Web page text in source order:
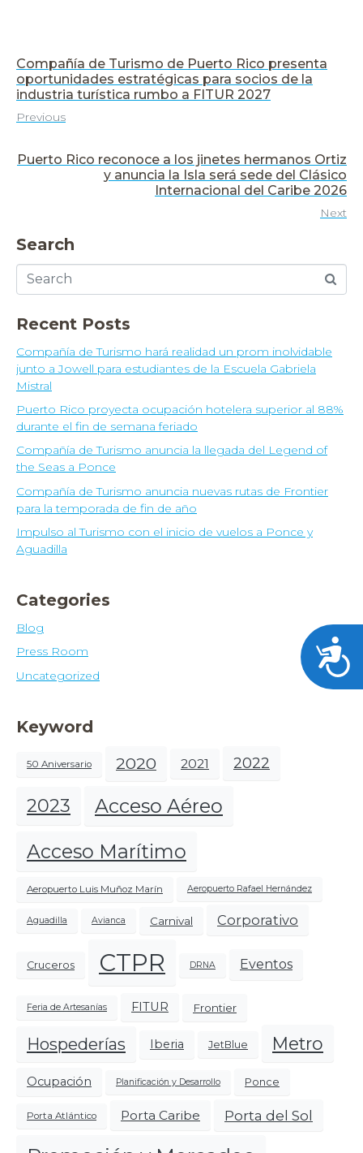
Compañía de Turismo de Puerto Rico presenta
oportunidades estratégicas para socios de la
industria turística rumbo a FITUR 2027
Previous
Puerto Rico reconoce a los jinetes hermanos Ortiz
y anuncia la Isla será sede del Clásico
Internacional del Caribe 2026
Next
Search
Recent Posts
Compañía de Turismo hará realidad un prom inolvidable
junto a Jowell para estudiantes de la Escuela Gabriela
Mistral
Puerto Rico proyecta ocupación hotelera superior al 88%
durante el fin de semana feriado
Compañía de Turismo anuncia la llegada del Legend of
the Seas a Ponce
Compañía de Turismo anuncia nuevas rutas de Frontier
para la temporada de fin de año
Impulso al Turismo con el inicio de vuelos a Ponce y
Aguadilla
Categories
Blog
Press Room
Uncategorized
Keyword
50 Aniversario 2020 2021 2022
2023
Acceso Aéreo
Acceso Marítimo
Aeropuerto Luis Muñoz Marín Aeropuerto Rafael Hernández
Aguadilla Avianca Carnival Corporativo
Cruceros CTPR DRNA Eventos
Feria de Artesanías FITUR Frontier
Hospederías Iberia JetBlue Metro
Ocupación Planificación y Desarrollo Ponce
Porta Atlántico Porta Caribe Porta del Sol